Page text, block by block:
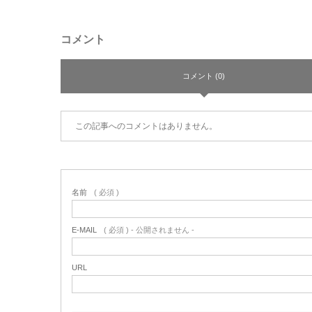
コメント
コメント (0)
この記事へのコメントはありません。
名前 ( 必須 )
E-MAIL ( 必須 ) - 公開されません -
URL